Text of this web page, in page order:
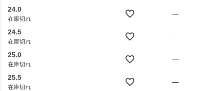
24.0
在庫切れ
—
24.5
在庫切れ
—
25.0
在庫切れ
—
25.5
在庫切れ
—